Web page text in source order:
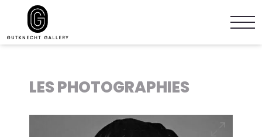
LES PHOTOGRAPHIES